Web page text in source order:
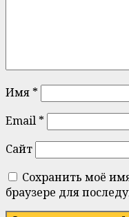
Имя *
Email *
Сайт
Сохранить моё
браузере для